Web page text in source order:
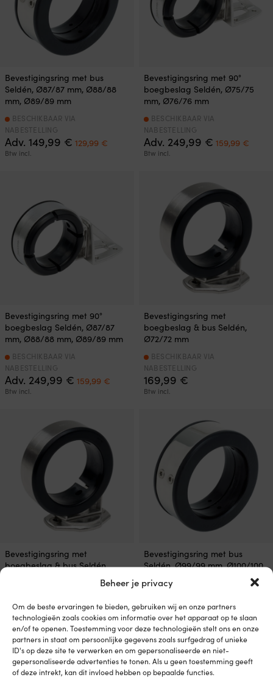
Beheer je privacy
Om de beste ervaringen te bieden, gebruiken wij en onze partners
technologieën zoals cookies om informatie over het apparaat op te slaan
en/of te openen. Toestemming voor deze technologieën stelt ons en onze
partners in staat om persoonlijke gegevens zoals surfgedrag of unieke
ID's op deze site te verwerken en om gepersonaliseerde en niet-
gepersonaliseerde advertenties te tonen. Als u geen toestemming geeft
of deze intrekt, kan dit invloed hebben op bepaalde functies.
Bevestigingsring met bus
Seldén, Ø87/87 mm, Ø88/88
mm, Ø89/89 mm
Adv. 149,99 € Oorspronkelijke
prijs
129,99 €
Btw incl.
BESCHIKBAAR VIA
NABESTELLING
Bevestigingsring met 90°
boegbeslag Seldén, Ø75/75
mm, Ø76/76 mm
Adv. 249,99 €
prijs
159,99 €
Btw incl.
BESCHIKBAAR VIA
NABESTELLING
Bevestigingsring met 90°
boegbeslag Seldén, Ø87/87
mm, Ø88/88 mm, Ø89/89 mm
Adv. 249,99 € Oorspronkelijke
prijs
159,99 € Huidige
Btw incl.
BESCHIKBAAR VIA
NABESTELLING
Bevestigingsring met
boegbeslag & bus Seldén,
Ø72/72 mm
169,99 €
Btw incl.
BESCHIKBAAR VIA
NABESTELLING
Bevestigingsring met
boegbeslag & bus Seldén,
Ø99/99 mm, Ø100/100 mm,
189,99€
Btw incl.
1 OP VOORRAAD (KAN
NABESTELD WORDEN)
Bevestigingsring met bus
Seldén, Ø99/99 mm, Ø100/100
mm, Ø101/101 mm
149,99€
Btw incl.
NABESTELD WORDEN)